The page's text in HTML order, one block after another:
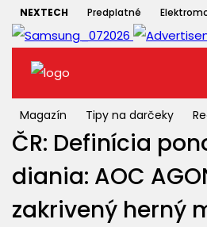
NEXTECH Predplatné
Magazín Tipy na darčeky
ČR: Definícia
diania: AOC
zakrivený herný